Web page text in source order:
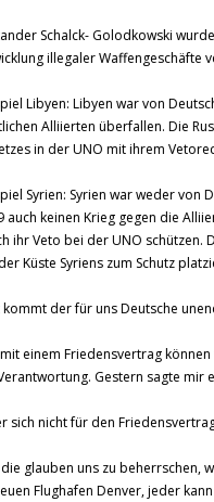
Schalck- Golodkowski
illegaler Waffengeschäfte
Libyen: Libyen war von
Alliierten überfallen. Die
in der UNO mit ihrem
Syrien: Syrien war weder von
auch keinen Krieg gegen die
ihr Veto bei der UNO schützen.
Küste Syriens zum Schutz
kommt der für uns Deutsche
einem Friedensvertrag
Gestern sagte mir
sich nicht für den
glauben uns zu beherrschen,
Flughafen Denver, jeder